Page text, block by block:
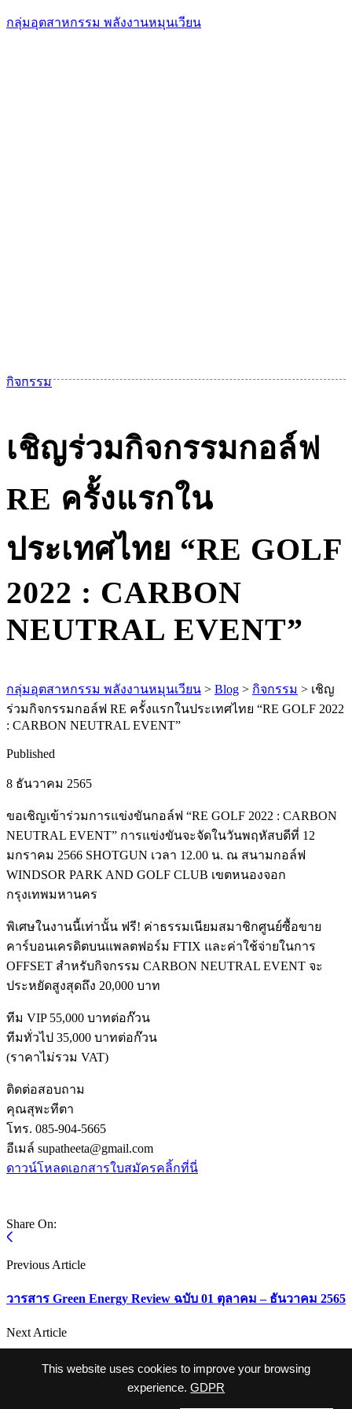
This website uses cookies to improve your browsing
experience. GDPR
กลุ่มอุตสาหกรรม พลังงานหมุนเวียน
เ
กิจกรรม
เชิญร่วมกิจกรรมกอล์ฟ
RE ครั้งแรกใน
ประเทศไทย “RE GOLF
2022 : CARBON
NEUTRAL EVENT”
กลุ่มอุตสาหกรรม พลังงานหมุนเวียน > Blog > กิจกรรม > เชิญ
ร่วมกิจกรรมกอล์ฟ RE ครั้งแรกในประเทศไทย “RE GOLF 2022
: CARBON NEUTRAL EVENT”
Published
8 ธันวาคม 2565
ขอเชิญเข้าร่วมการแข่งขันกอล์ฟ “RE GOLF 2022 : CARBON
NEUTRAL EVENT” การแข่งขันจะจัดในวันพฤหัสบดีที่ 12
มกราคม 2566 SHOTGUN เวลา 12.00 น. ณ สนามกอล์ฟ
WINDSOR PARK AND GOLF CLUB เขตหนองจอก
กรุงเทพมหานคร
พิเศษในงานนี้เท่านั้น ฟรี! ค่าธรรมเนียมสมาชิกศูนย์ซื้อขาย
คาร์บอนเครดิตบนแพลตฟอร์ม FTIX และค่าใช้จ่ายในการ
OFFSET สำหรับกิจกรรม CARBON NEUTRAL EVENT จะ
ประหยัดสูงสุดถึง 20,000 บาท
ทีม VIP 55,000 บาทต่อก๊วน
ทีมทั่วไป 35,000 บาทต่อก๊วน
(ราคาไม่รวม VAT)
ติดต่อสอบถาม
คุณสุพะทีตา
โทร. 085-904-5665
อีเมล์ supatheeta@gmail.com
ดาวน์โหลดเอกสารใบสมัครคลิ้กที่นี่
Share On:
Previous Article
วารสาร Green Energy Review ฉบับ 01 ตุลาคม – ธันวาคม 2565
Next Article
งานเสวนาออนไลน์ “สร้างธุรกิจใหม่ ที่จริงใจ จากกรีน